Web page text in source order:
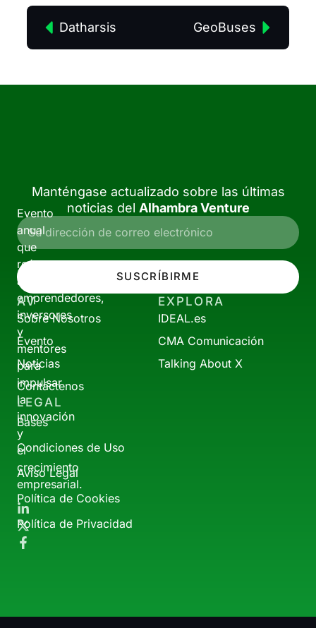
Datharsis GeoBuses
Evento
anual
que
reúne
a
emprendedores,
inversores
y
mentores
para
impulsar
la
innovación
y
el
crecimiento
empresarial.
Manténgase actualizado sobre las últimas
noticias del Alhambra Venture
SUSCRÍBIRME
AV
Sobre Nosotros
Evento
Noticias
Contáctenos
EXPLORA
IDEAL.es
CMA Comunicación
Talking About X
LEGAL
Bases
Condiciones de Uso
Aviso Legal
Política de Cookies
Política de Privacidad